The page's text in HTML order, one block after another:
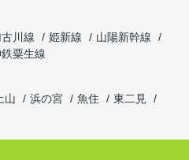
川線 姫新線
山陽新幹線
粟生線
山 浜の宮 魚住
東二見